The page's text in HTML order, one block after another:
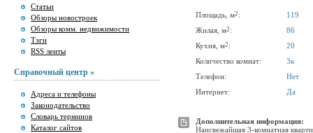
Статьи
Обзоры новостроек
Обзоры комм. недвижимости
Тэги
RSS ленты
Справочный центр »
Адреса и телефоны
Законодательство
Словарь терминов
Каталог сайтов
Площадь, м2 :
119
Жилая, м2 :
86
Кухня, м2 :
20
Количество комнат:
3к
Телефон:
Нет
Интернет:
Да
Дополнительная информация:
Наисвежайшая 3-комнатная